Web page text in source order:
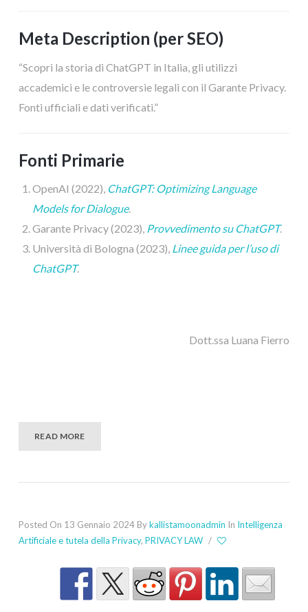
Meta Description (per SEO)
“Scopri la storia di ChatGPT in Italia, gli utilizzi
accademici e le controversie legali con il Garante Privacy.
Fonti ufficiali e dati verificati.”
Fonti Primarie
OpenAI (2022), ChatGPT: Optimizing Language
Models for Dialogue.
Garante Privacy (2023), Provvedimento su ChatGPT.
Università di Bologna (2023), Linee guida per l’uso di
ChatGPT.
Dott.ssa Luana Fierro
READ MORE
Posted On 13 Gennaio 2024 Bykallistamoonadmin In Intelligenza
Artificiale e tutela della Privacy, PRIVACY LAW /